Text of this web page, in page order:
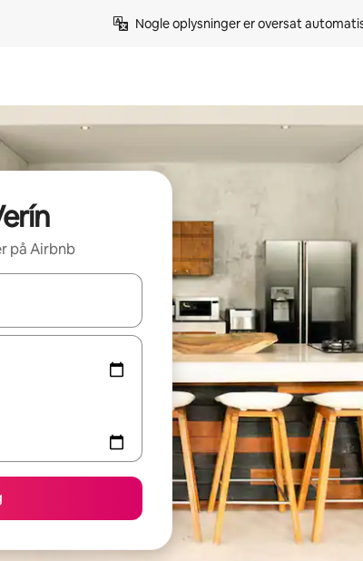
Nogle oplysninger er oversat
på Airbnb
skal du navigere med piletasterne op og ned eller se